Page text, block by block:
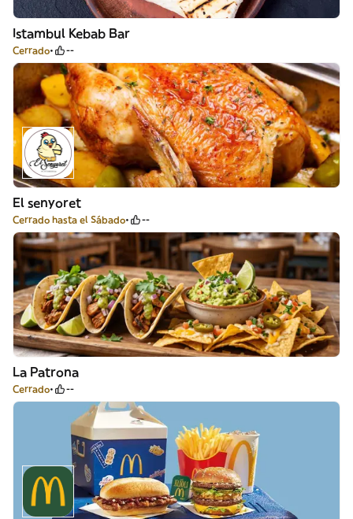
Istambul Kebab Bar
Cerrado --
El senyoret
Cerrado hasta el Sábado --
La Patrona
Cerrado --